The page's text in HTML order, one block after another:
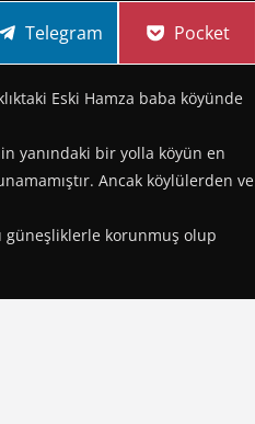
Share
Telegram Share
Pocket
Eski Hamza baba köyünde
yanındaki bir yolla köyün en
Ancak köylülerden ve
güneşliklerle korunmuş olup